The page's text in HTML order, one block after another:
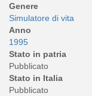
Genere
Simulatore di vita
Anno
1995
Stato in patria
Pubblicato
Stato in Italia
Pubblicato